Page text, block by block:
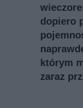
dopiero
którym
zaraz